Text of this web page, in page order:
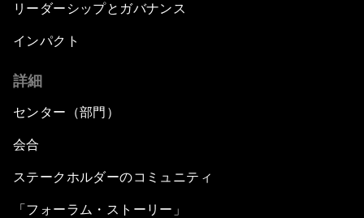
リーダーシップとガバナンス
インパクト
詳細
センター（部門）
会合
ステークホルダーのコミュニティ
「フォーラム・ストーリー」